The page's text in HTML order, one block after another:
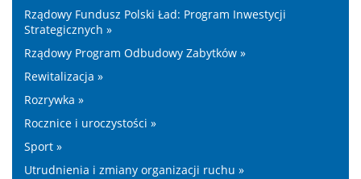
Rządowy Fundusz Polski Ład: Program Inwestycji
Strategicznych »
Rządowy Program Odbudowy Zabytków »
Rewitalizacja »
Rozrywka »
Rocznice i uroczystości »
Sport »
Utrudnienia i zmiany organizacji ruchu »